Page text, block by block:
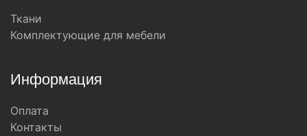
Ткани
Комплектующие для мебели
Информация
Оплата
Контакты